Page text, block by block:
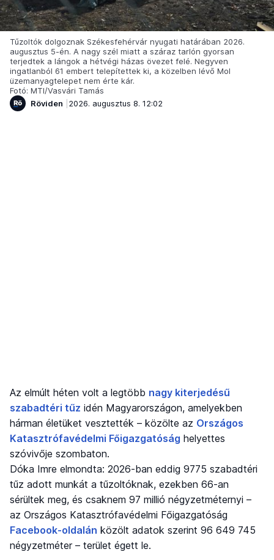
Tűzoltók dolgoznak Székesfehérvár nyugati határában 2026.
augusztus 5-én. A nagy szél miatt a száraz tarlón gyorsan
terjedtek a lángok a hétvégi házas övezet felé. Negyven
ingatlanból 61 embert telepítettek ki, a közelben lévő Mol
üzemanyagtelepet nem érte kár.
Fotó: MTI/Vasvári Tamás
Röviden
2026. augusztus 8. 12:02
Az elmúlt héten volt a legtöbb nagy kiterjedésű
szabadtéri tűz idén Magyarországon, amelyekben
hárman életüket vesztették – közölte az Országos
Katasztrófavédelmi Főigazgatóság helyettes
szóvivője szombaton.
Dóka Imre elmondta: 2026-ban eddig 9775 szabadtéri
tűz adott munkát a tűzoltóknak, ezekben 66-an
sérültek meg, és csaknem 97 millió négyzetméternyi –
az Országos Katasztrófavédelmi Főigazgatóság
Facebook-oldalán közölt adatok szerint 96 649 745
négyzetméter – terület égett le.